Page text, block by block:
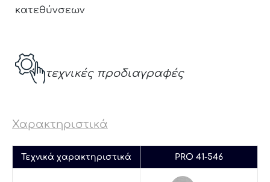
κατεθύνσεων
τεχνικές προδιαγραφές
Χαρακτηριστικά
Τεχνικά χαρακτηριστικά PRO 41-546